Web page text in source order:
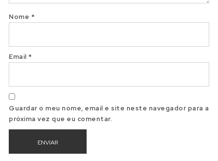
Nome *
Email *
Guardar o meu nome, email e site neste navegador para a
próxima vez que eu comentar.